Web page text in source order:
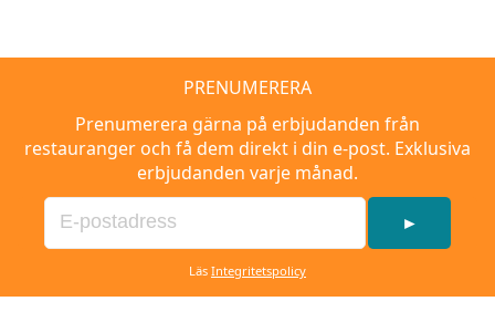
PRENUMERERA
Prenumerera gärna på erbjudanden från
restauranger och få dem direkt i din e-post. Exklusiva
erbjudanden varje månad.
►
Läs Integritetspolicy